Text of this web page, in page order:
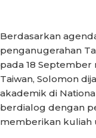
Berdasarkan
penganugerahan
pada 18 September
Taiwan, Solomon
akademik di
berdialog dengan
memberikan kuliah